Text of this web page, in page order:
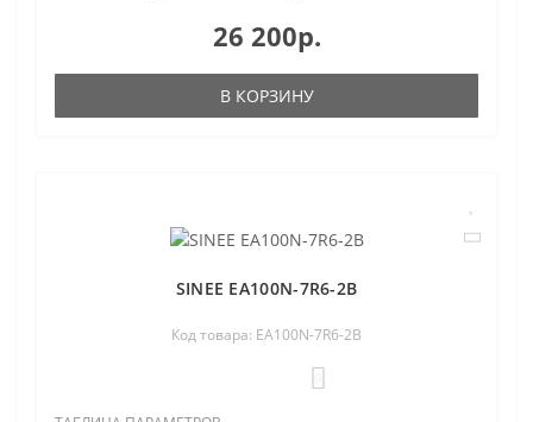
26 200р.
В КОРЗИНУ
SINEE EA100N-7R6-2B
Код товара: EA100N-7R6-2B